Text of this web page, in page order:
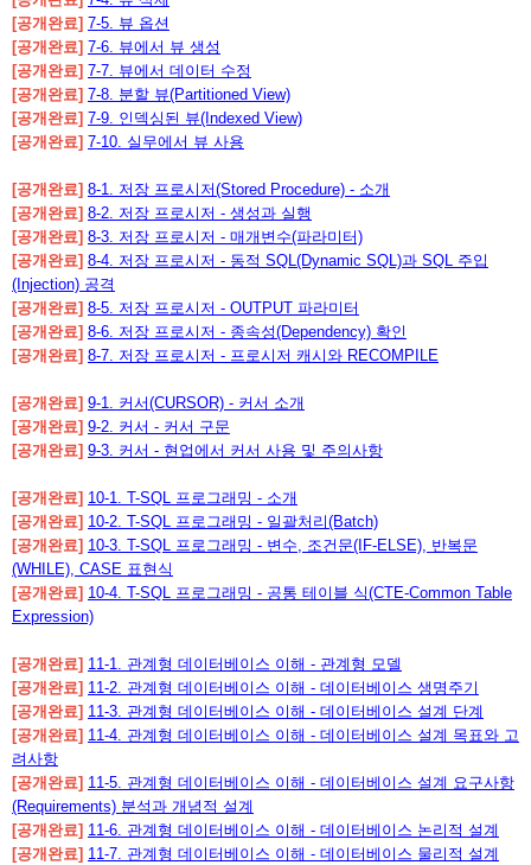
[공개완료] 7-5. 뷰 옵션
[공개완료] 7-6. 뷰에서 뷰 생성
[공개완료] 7-7. 뷰에서 데이터 수정
[공개완료] 7-8. 분할 뷰(Partitioned View)
[공개완료] 7-9. 인덱싱된 뷰(Indexed View)
[공개완료] 7-10. 실무에서 뷰 사용
[공개완료] 8-1. 저장 프로시저(Stored Procedure) - 소개
[공개완료] 8-2. 저장 프로시저 - 생성과 실행
[공개완료] 8-3. 저장 프로시저 - 매개변수(파라미터)
[공개완료] 8-4. 저장 프로시저 - 동적 SQL(Dynamic SQL)과 SQL 주입
(Injection) 공격
[공개완료] 8-5. 저장 프로시저 - OUTPUT 파라미터
[공개완료] 8-6. 저장 프로시저 - 종속성(Dependency) 확인
[공개완료] 8-7. 저장 프로시저 - 프로시저 캐시와 RECOMPILE
[공개완료] 9-1. 커서(CURSOR) - 커서 소개
[공개완료] 9-2. 커서 - 커서 구문
[공개완료] 9-3. 커서 - 현업에서 커서 사용 및 주의사항
[공개완료] 10-1. T-SQL 프로그래밍 - 소개
[공개완료] 10-2. T-SQL 프로그래밍 - 일괄처리(Batch)
[공개완료] 10-3. T-SQL 프로그래밍 - 변수, 조건문(IF-ELSE), 반복문
(WHILE), CASE 표현식
[공개완료] 10-4. T-SQL 프로그래밍 - 공통 테이블 식(CTE-Common Table
Expression)
[공개완료] 11-1. 관계형 데이터베이스 이해 - 관계형 모델
[공개완료] 11-2. 관계형 데이터베이스 이해 - 데이터베이스 생명주기
[공개완료] 11-3. 관계형 데이터베이스 이해 - 데이터베이스 설계 단계
[공개완료] 11-4. 관계형 데이터베이스 이해 - 데이터베이스 설계 목표와 고
려사항
[공개완료] 11-5. 관계형 데이터베이스 이해 - 데이터베이스 설계 요구사항
(Requirements) 분석과 개념적 설계
[공개완료] 11-6. 관계형 데이터베이스 이해 - 데이터베이스 논리적 설계
[공개완료] 11-7. 관계형 데이터베이스 이해 - 데이터베이스 물리적 설계